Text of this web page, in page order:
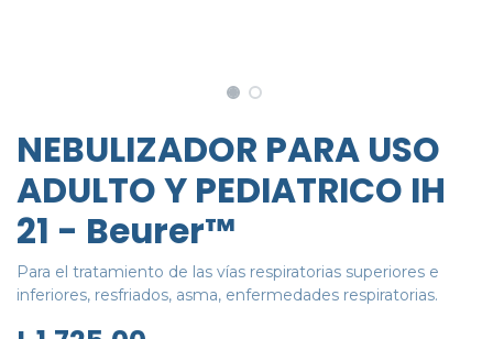
NEBULIZADOR PARA USO
ADULTO Y PEDIATRICO IH
21 - Beurer™
Para el tratamiento de las vías respiratorias superiores e
inferiores, resfriados, asma, enfermedades respiratorias.